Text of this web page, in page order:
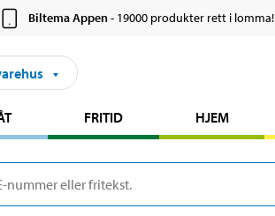
Biltema Appen- 19000 produkter rett i lomma!
FRITID HJEM